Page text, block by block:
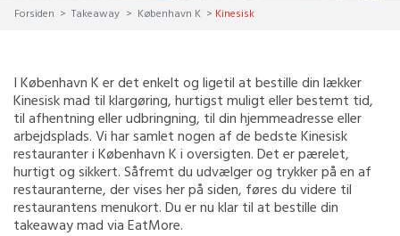
Forsiden Takeaway København K Kinesisk
I København K er det enkelt og ligetil at bestille din lækker
Kinesisk mad til klargøring, hurtigst muligt eller bestemt tid,
til afhentning eller udbringning, til din hjemmeadresse eller
arbejdsplads. Vi har samlet nogen af de bedste Kinesisk
restauranter i København K i oversigten. Det er pærelet,
hurtigt og sikkert. Såfremt du udvælger og trykker på en af
restauranterne, der vises her på siden, føres du videre til
restaurantens menukort. Du er nu klar til at bestille din
takeaway mad via EatMore.